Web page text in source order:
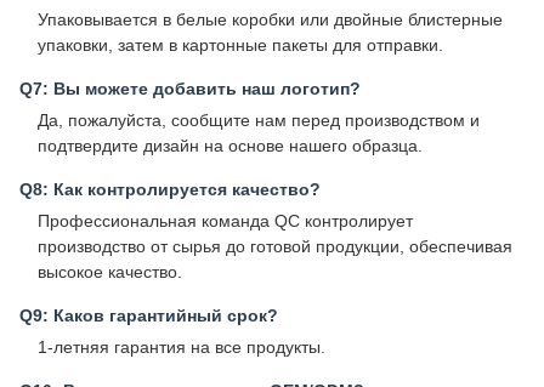
Упаковывается в белые коробки или двойные блистерные
упаковки, затем в картонные пакеты для отправки.
Q7: Вы можете добавить наш логотип?
Да, пожалуйста, сообщите нам перед производством и
подтвердите дизайн на основе нашего образца.
Q8: Как контролируется качество?
Профессиональная команда QC контролирует
производство от сырья до готовой продукции, обеспечивая
высокое качество.
Q9: Каков гарантийный срок?
1-летняя гарантия на все продукты.